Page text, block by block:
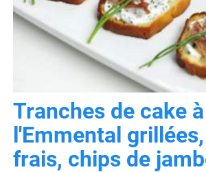
Tranches de cake à
l'Emmental
frais, chips de